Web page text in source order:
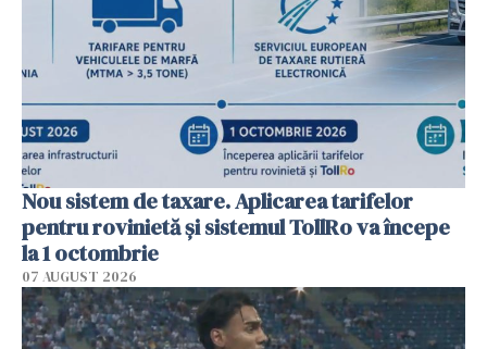
Nou sistem de taxare. Aplicarea tarifelor
pentru rovinietă şi sistemul TollRo va începe
la 1 octombrie
07 AUGUST 2026